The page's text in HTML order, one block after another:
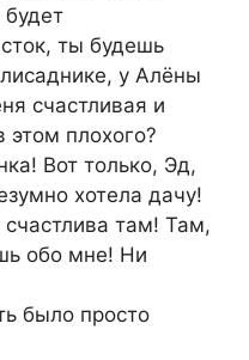
ты будешь
у Алёны
счастливая и
плохого?
Вот только, Эд,
хотела дачу!
там! Там,
обо мне! Ни
было просто